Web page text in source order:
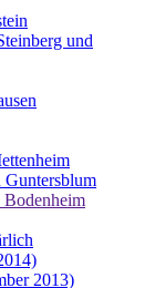
und
Guntersblum
Bodenheim
2013)